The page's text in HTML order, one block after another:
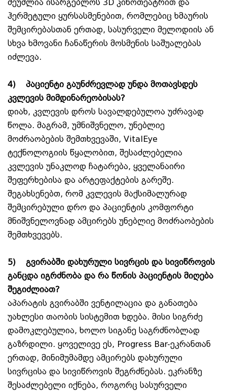
შეუძლია ისარგებლოს 3D კინოთეატრით და
ჰერმეტული ყურსასმენებით, რომლებიც ხმაურის
შემცირებასთან ერთად, სასურველი მელოდიის ან
სხვა ხმოვანი ჩანაწერის მოსმენის საშუალებას
იძლევა.
4) პაციენტი გაუნძრევლად უნდა მოთავსდეს
კვლევის მიმდინარეობისას?
დიახ, კვლევის დროს სავალდებულოა უძრავად
წოლა. მაგრამ, უმნიშვნელო, უნებლიე
მოძრაობების შემთხვევაში, VitalEye
ტექნოლოგიის წყალობით, შესაძლებელია
კვლევის უნაკლოდ ჩატარება, ყველანაირი
შეფერხებისა და არტეფაქტების გარეშე.
შეგახსენებთ, რომ კვლევის მაქსიმალურად
შემცირებული დრო და პაციენტის კომფორტი
მნიშვნელოვნად ამცირებს უნებლიე მოძრაობების
შემთხვევებს.
5) გვირაბში დახურული სივრცის და სივიწროვის
განცდა იგრძნობა და რა წონის პაციენტის მიღება
შეგიძლიათ?
აპარატის გვირაბში ვენტილაცია და განათება
უახლესი თაობის სისტემით ხდება. მისი სიგრძე
დამოკლებულია, ხოლო სიგანე საგრძნობლად
გაზრდილი. ყოველივე ეს, Progress Bar-ეკრანთან
ერთად, მინიმუმამდე ამცირებს დახურული
სივრცისა და სივიწროვის შეგრძნებას. ეკრანზე
შესაძლებელი იქნება, როგორც სასურველი